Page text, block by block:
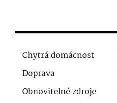
Chytrá domácnost
Doprava
Obnovitelné zdroje